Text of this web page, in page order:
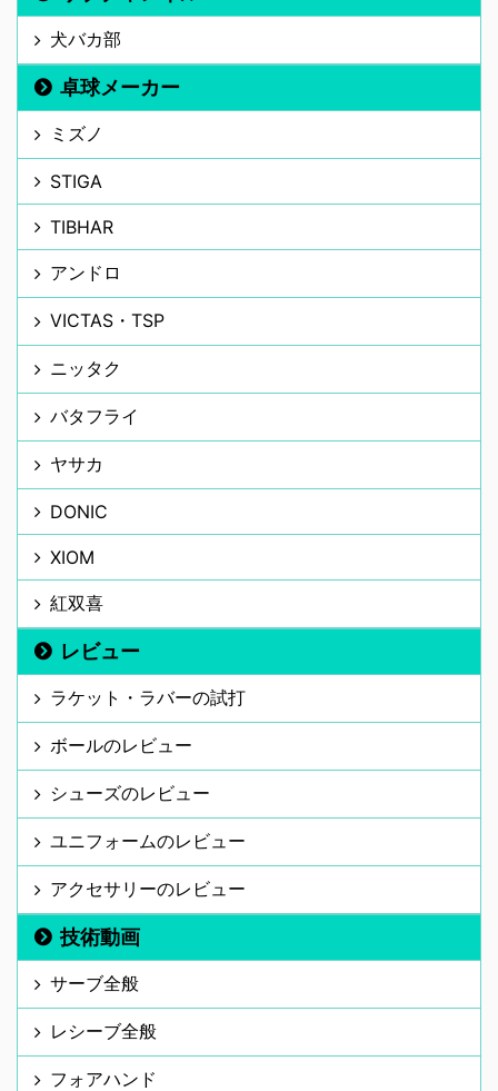
犬バカ部
卓球メーカー
ミズノ
STIGA
TIBHAR
アンドロ
VICTAS・TSP
ニッタク
バタフライ
ヤサカ
DONIC
XIOM
紅双喜
レビュー
ラケット・ラバーの試打
ボールのレビュー
シューズのレビュー
ユニフォームのレビュー
アクセサリーのレビュー
技術動画
サーブ全般
レシーブ全般
フォアハンド